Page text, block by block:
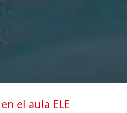
el aula ELE